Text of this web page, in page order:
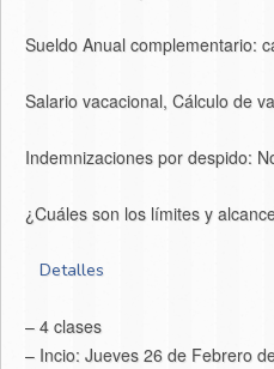
Sueldo Anual complementario:
Salario vacacional, Cálculo de
Indemnizaciones por despido:
¿Cuáles son los límites y
Detalles
– 4 clases
– Incio: Jueves 26 de Febrero